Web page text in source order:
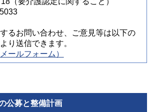
るお問い合わせ、ご意見等は以下の
り送信できます。
ールフォーム）
公募と整備計画